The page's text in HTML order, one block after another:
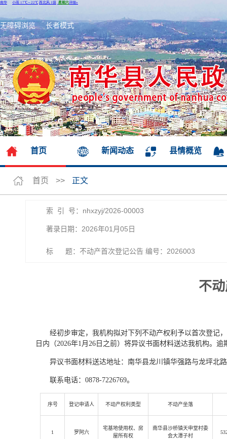
无障碍浏览 长者模式
首页 新闻动态 县情概览
首页 >> 正文
索 引 号：nhxzyj/2026-00003
著录日期：2026年01月05日
标 题：不动产首次登记公告 编号：2026003
不
经初步审定，我机构拟对下列不动产权利予以首次登记
日内（2026年1月26日之前）将异议书面材料送达我机构。
异议书面材料送达地址：南华县龙川镇华强路与龙坪北
联系电话：0878-7226769。
序号 登记申请人 不动产权利类型 不动产坐落
1 罗阿六
宅基地使用权、房
屋所有权
南华县沙桥镇天申堂村委
会大潭子村